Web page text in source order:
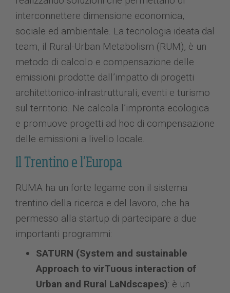
interconnettere dimensione economica,
sociale ed ambientale. La tecnologia ideata dal
team, il Rural-Urban Metabolism (RUM), è un
metodo di calcolo e compensazione delle
emissioni prodotte dall’impatto di progetti
architettonico-infrastrutturali, eventi e turismo
sul territorio. Ne calcola l’impronta ecologica
e promuove progetti ad hoc di compensazione
delle emissioni a livello locale.
Il Trentino e l’Europa
RUMA ha un forte legame con il sistema
trentino della ricerca e del lavoro, che ha
permesso alla startup di partecipare a due
importanti programmi:
SATURN (System and sustainable
Approach to virTuous interaction of
Urban and Rural LaNdscapes): è un